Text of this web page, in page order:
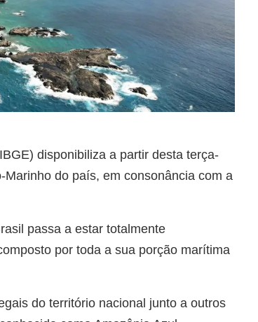
disponibiliza a partir desta terça-
do país, em consonância com a
passa a estar totalmente
por toda a sua porção marítima
do território nacional junto a outros